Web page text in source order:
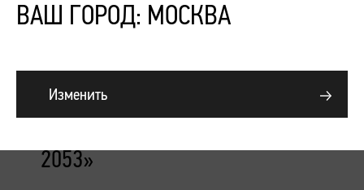
Подробнее
Конференция «Тренды.
2053»
ВАШ ГОРОД: МОСКВА
Изменить